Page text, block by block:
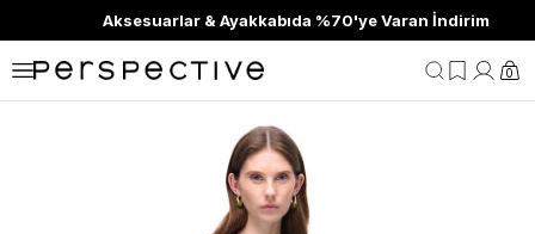
Aksesuarlar & Ayakkabıda %70'ye Varan İndirim
0